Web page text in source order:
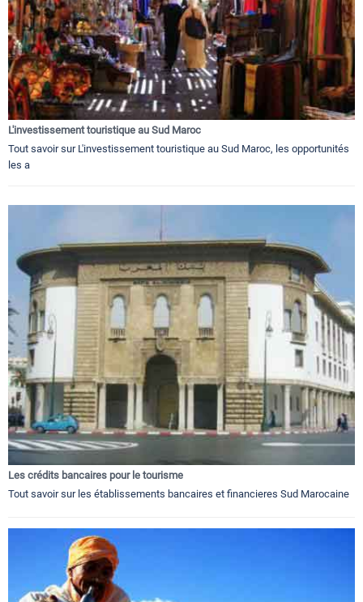
L'investissement touristique au Sud Maroc
Tout savoir sur L'investissement touristique au Sud Maroc, les opportunités
les a
Les crédits bancaires pour le tourisme
Tout savoir sur les établissements bancaires et financieres Sud Marocaine